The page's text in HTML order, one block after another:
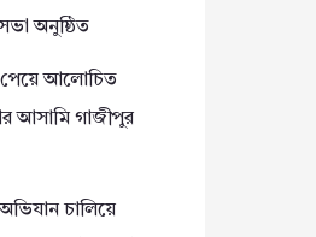
অনুষ্ঠিত
পেয়ে আলোচিত
আসামি গাজীপুর
চালিয়ে